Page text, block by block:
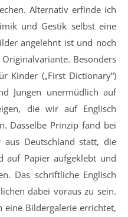
Alternativ erfinde ich
und Gestik selbst eine
angelehnt ist und noch
Besonders
Kinder („First Dictionary“)
Jungen unermüdlich auf
die wir auf Englisch
Dasselbe Prinzip fand bei
Deutschland statt, die
auf Papier aufgeklebt und
Das schriftliche Englisch
dabei voraus zu sein.
eine Bildergalerie errichtet,